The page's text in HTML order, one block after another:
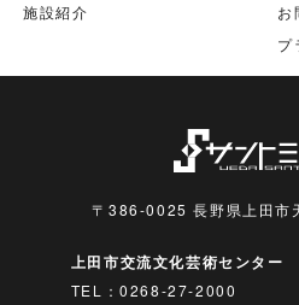
施設紹介
お
プ
〒386-0025 長野県上田市
上田市交流文化芸術センター
TEL：0268-27-2000